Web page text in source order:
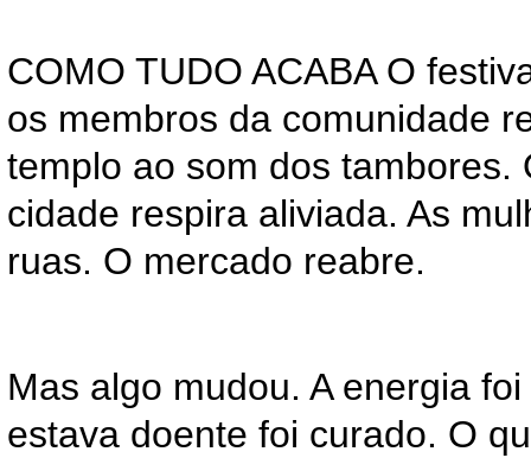
COMO TUDO ACABA O
os membros da comunidade
templo ao som dos tambores.
cidade respira aliviada. As
ruas. O mercado reabre.
Mas algo mudou. A energia
estava doente foi curado. O